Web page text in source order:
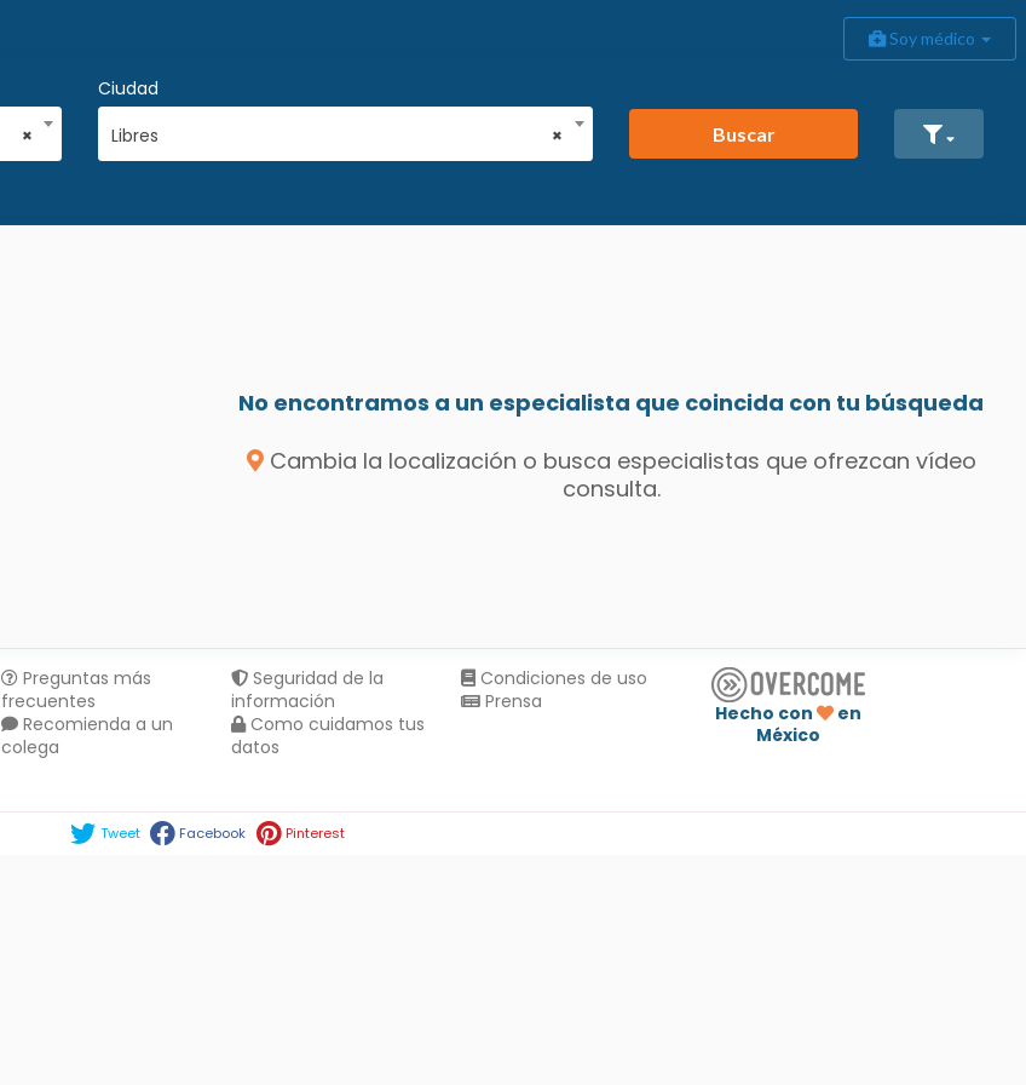
Soy médico
×
Ciudad
×
Libres Buscar
No encontramos a un especialista que coincida con tu búsqueda
Cambia la localización o busca especialistas que ofrezcan vídeo
consulta.
Preguntas más
frecuentes
Recomienda a un
colega
Seguridad de la
información
Como cuidamos tus
datos
Condiciones de uso
Prensa
Hecho con
en
México
Tweet Facebook Pinterest